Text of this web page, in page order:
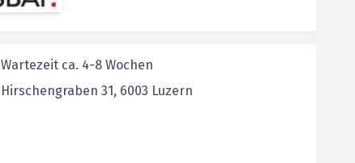
Wartezeit ca. 4-8 Wochen
Hirschengraben 31, 6003 Luzern